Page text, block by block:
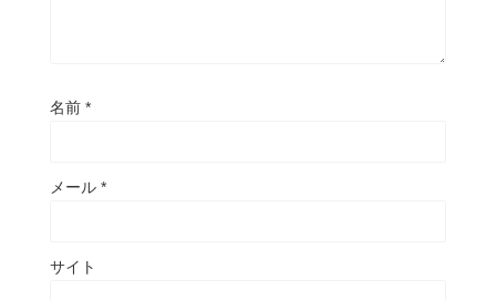
名前 *
メール *
サイト